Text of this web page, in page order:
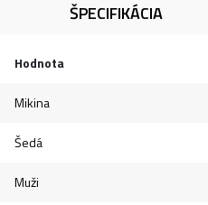
ŠPECIFIKÁCIA
Hodnota
Mikina
Šedá
Muži